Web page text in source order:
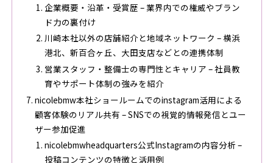
企業概要・沿革・受賞歴 – 業界内での権威やブラン
ド力の裏付け
川崎本社以外の店舗紹介と地域ネットワーク – 横浜
港北、新百合ヶ丘、大田支店などとの連携体制
営業スタッフ・整備士の専門性とキャリア – 社員教
育やサポート体制の強みを紹介
nicolebmw本社ショールームでのinstagram活用による
顧客体験のリアル共有 – SNSでの視覚的情報発信とユー
ザー参加促進
nicolebmwheadquarters公式Instagramの内容分析 –
投稿コンテンツの特徴と活用例